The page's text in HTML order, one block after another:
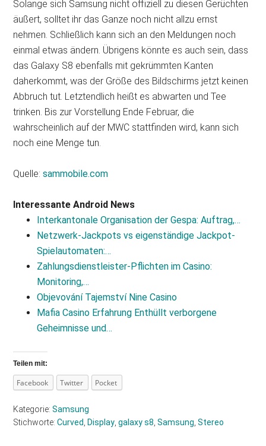
Solange sich Samsung nicht offiziell zu diesen Gerüchten
äußert, solltet ihr das Ganze noch nicht allzu ernst
nehmen. Schließlich kann sich an den Meldungen noch
einmal etwas ändern. Übrigens könnte es auch sein, dass
das Galaxy S8 ebenfalls mit gekrümmten Kanten
daherkommt, was der Größe des Bildschirms jetzt keinen
Abbruch tut. Letztendlich heißt es abwarten und Tee
trinken. Bis zur Vorstellung Ende Februar, die
wahrscheinlich auf der MWC stattfinden wird, kann sich
noch eine Menge tun.
Quelle:sammobile.com
Interessante Android News
Interkantonale Organisation der Gespa: Auftrag,…
Netzwerk-Jackpots vs eigenständige Jackpot-
Spielautomaten:…
Zahlungsdienstleister-Pflichten im Casino:
Monitoring,…
Objevování Tajemství Nine Casino
Mafia Casino Erfahrung Enthüllt verborgene
Geheimnisse und…
Teilen mit:
Facebook Twitter Pocket
Kategorie:Samsung
Stichworte:Curved Display ,galaxy s8 ,Samsung ,Stereo